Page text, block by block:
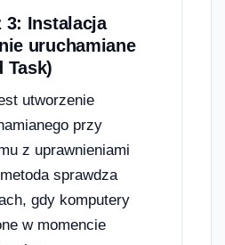
3: Instalacja
uruchamiane
Task)
utworzenie
przy
z uprawnieniami
sprawdza
gdy komputery
w momencie